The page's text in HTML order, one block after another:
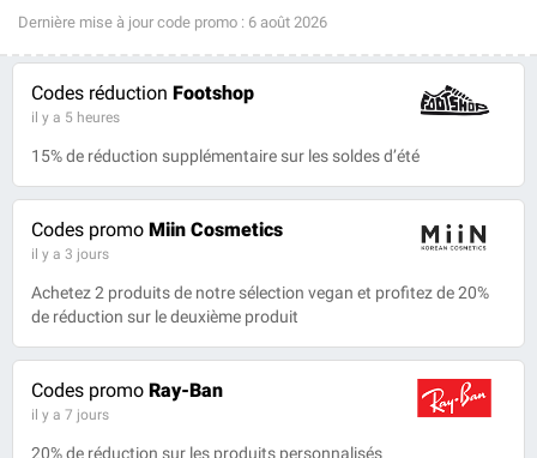
Dernière mise à jour code promo : 6 août 2026
Codes réduction Footshop
il y a 5 heures
15% de réduction supplémentaire sur les soldes d’été
Codes promo Miin Cosmetics
il y a 3 jours
Achetez 2 produits de notre sélection vegan et profitez de 20%
de réduction sur le deuxième produit
Codes promo Ray-Ban
il y a 7 jours
20% de réduction sur les produits personnalisés